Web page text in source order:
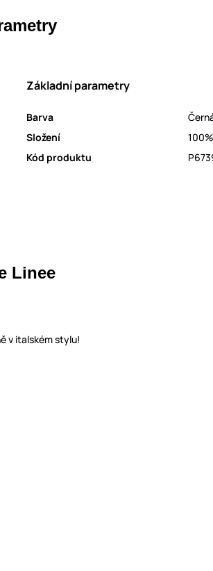
Základní parametry
Barva
Složení
Kód produktu
Linee
v italském stylu!